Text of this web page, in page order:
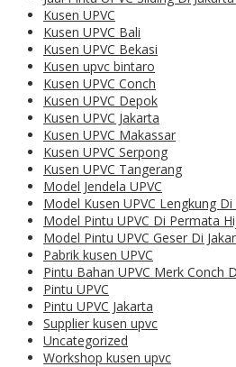
Kusen UPVC
Kusen UPVC Bali
Kusen UPVC Bekasi
Kusen upvc bintaro
Kusen UPVC Conch
Kusen UPVC Depok
Kusen UPVC Jakarta
Kusen UPVC Makassar
Kusen UPVC Serpong
Kusen UPVC Tangerang
Model Jendela UPVC
Model Kusen UPVC Lengkung
Model Pintu UPVC Di Permata
Model Pintu UPVC Geser Di
Pabrik kusen UPVC
Pintu Bahan UPVC Merk Conch
Pintu UPVC
Pintu UPVC Jakarta
Supplier kusen upvc
Uncategorized
Workshop kusen upvc